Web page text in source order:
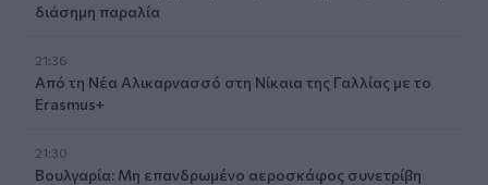
διάσημη παραλία
21:36
Από τη Νέα Αλικαρνασσό στη Νίκαια της Γαλλίας με το
Erasmus+
21:30
Βουλγαρία: Μη επανδρωμένο αεροσκάφος συνετρίβη